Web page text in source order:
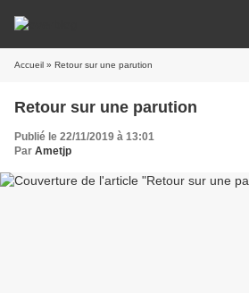
Accueil » Retour sur une parution
Retour sur une parution
Publié le 22/11/2019 à 13:01
Par Ametjp